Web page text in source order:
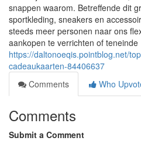
snappen waarom. Betreffende dit
sportkleding, sneakers en
steeds meer personen naar ons
aankopen te verrichten of teneinde
https://daltonoeqis.pointblog.net/
cadeaukaarten-84406637
Comments
Who
Comments
Submit a Comment